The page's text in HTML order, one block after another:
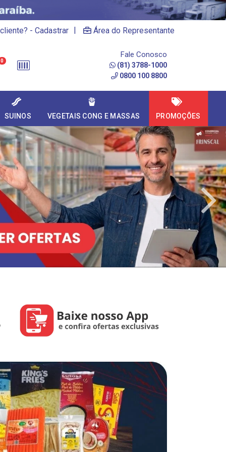
- Cadastrar | Área do Representante
0
Fale Conosco
(81) 3788-1000
0800 100 8800
SUINOS VEGETAIS CONG E MASSAS PROMOÇÕES